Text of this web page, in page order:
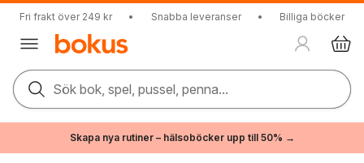
Fri frakt över 249 kr • Snabba leveranser • Billiga böcker
Sök bok, spel, pussel, penna...
Skapa nya rutiner – hälsoböcker upp till 50% →